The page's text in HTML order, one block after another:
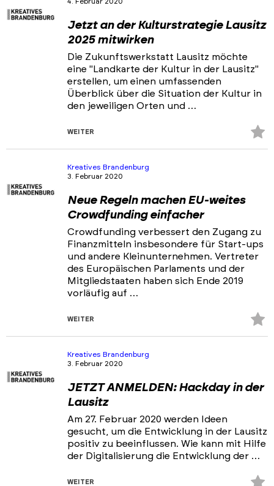
Portfolios
Veranstaltungen & Events
Jetzt an der Kulturstrategie Lausitz
2025 mitwirken
Die Zukunftswerkstatt Lausitz möchte
eine "Landkarte der Kultur in der Lausitz"
erstellen, um einen umfassenden
Überblick über die Situation der Kultur in
den jeweiligen Orten und …
WEITER
Kreatives Brandenburg
3. Februar 2020
Neue Regeln machen EU-weites
Crowdfunding einfacher
Crowdfunding verbessert den Zugang zu
Finanzmitteln insbesondere für Start-ups
und andere Kleinunternehmen. Vertreter
des Europäischen Parlaments und der
Mitgliedstaaten haben sich Ende 2019
vorläufig auf …
WEITER
Kreatives Brandenburg
3. Februar 2020
JETZT ANMELDEN: Hackday in der
Lausitz
Am 27. Februar 2020 werden Ideen
gesucht, um die Entwicklung in der Lausitz
positiv zu beeinflussen. Wie kann mit Hilfe
der Digitalisierung die Entwicklung der …
WEITER